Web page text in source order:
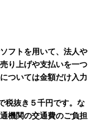
フトを用いて、法人や
り上げや支払いを一つ
ついては金額だけ入力
税抜き５千円です。な
機関の交通費のご負担